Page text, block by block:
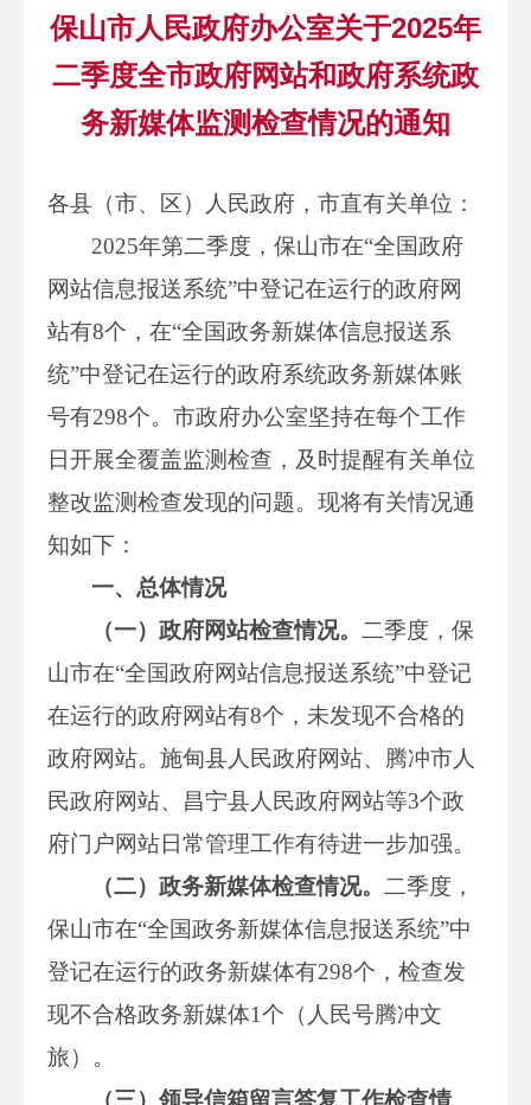
保山市人民政府办公室关于2025年
二季度全市政府网站和政府系统政
务新媒体监测检查情况的通知
各县（市、区）人民政府，市直有关单位：
2025年第二季度，保山市在“全国政府
网站信息报送系统”中登记在运行的政府网
站有8个，在“全国政务新媒体信息报送系
统”中登记在运行的政府系统政务新媒体账
号有298个。市政府办公室坚持在每个工作
日开展全覆盖监测检查，及时提醒有关单位
整改监测检查发现的问题。现将有关情况通
知如下：
一、总体情况
（一）政府网站检查情况。 二季度，保
山市在“全国政府网站信息报送系统”中登记
在运行的政府网站有8个，未发现不合格的
政府网站。施甸县人民政府网站、腾冲市人
民政府网站、昌宁县人民政府网站等3个政
府门户网站日常管理工作有待进一步加强。
（二）政务新媒体检查情况。 二季度，
保山市在“全国政务新媒体信息报送系统”中
登记在运行的政务新媒体有298个，检查发
现不合格政务新媒体1个（人民号腾冲文
旅）。
（三）领导信箱留言答复工作检查情